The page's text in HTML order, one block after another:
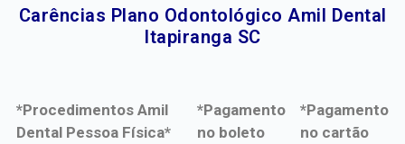
Carências Plano Odontológico Amil Dental
Itapiranga SC​
*Procedimentos Amil
Dental Pessoa Física*
*Pagamento
no boleto
*Pagamento
no cartão